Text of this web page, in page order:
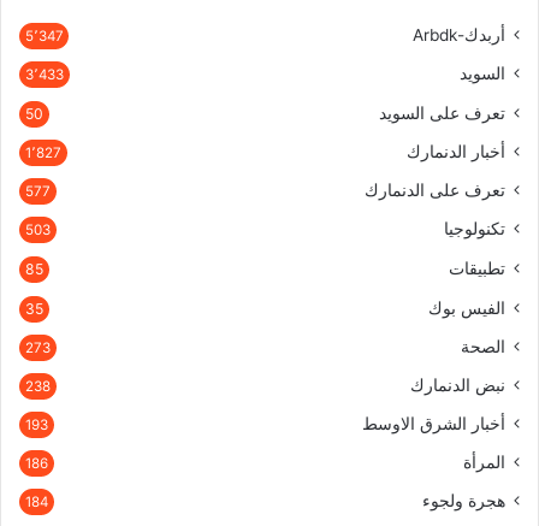
أربدك-Arbdk 5٬347
السويد 3٬433
تعرف على السويد 50
أخبار الدنمارك 1٬827
تعرف على الدنمارك 577
تكنولوجيا 503
تطبيقات 85
الفيس بوك 35
الصحة 273
نبض الدنمارك 238
أخبار الشرق الاوسط 193
المرأة 186
هجرة ولجوء 184